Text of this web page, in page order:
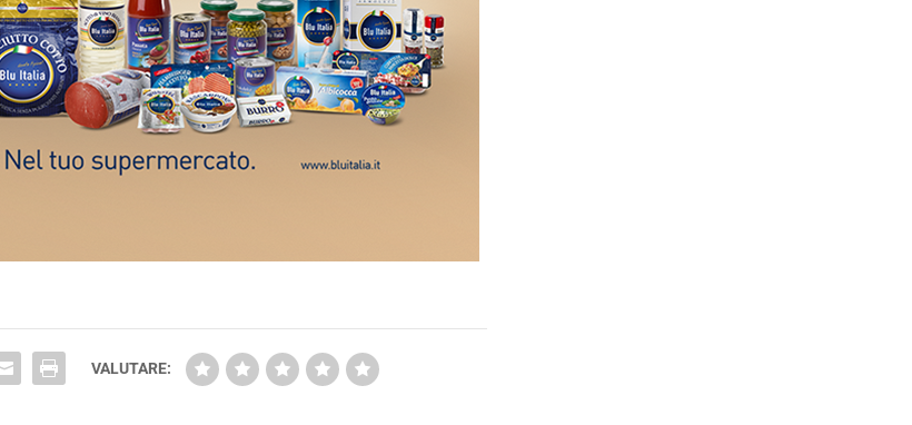
VALUTARE: